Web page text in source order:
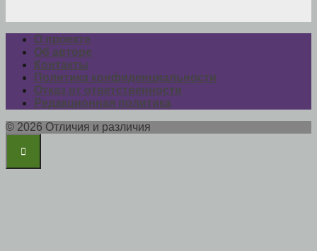
О проекте
Об авторе
Контакты
Политика конфиденциальности
Отказ от ответственности
Редакционная политика
© 2026 Отличия и различия